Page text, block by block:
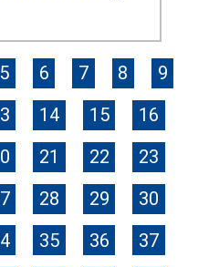
5 6 7 8
9
14 15
16
21 22
23
28 29
30
35 36
37